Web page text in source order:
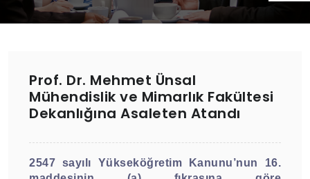
Prof. Dr. Mehmet Ünsal
Mühendislik ve Mimarlık Fakültesi
Dekanlığına Asaleten Atandı
2547 sayılı Yükseköğretim Kanunu’nun 16.